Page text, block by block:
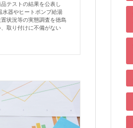
テストの結果を公表し
水器やヒートポンプ給湯
状況等の実態調査を徳島
取り付けに不備がない